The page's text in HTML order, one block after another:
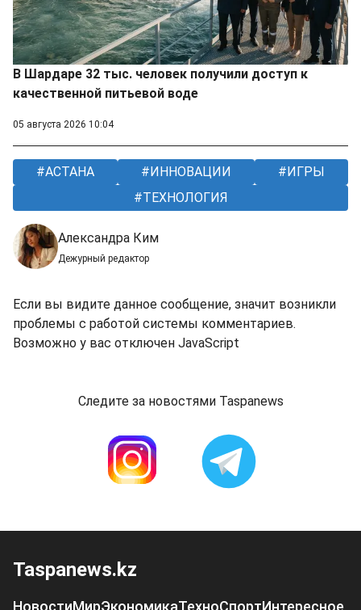
В Шардаре 32 тыс. человек получили доступ к
качественной питьевой воде
05 августа 2026 10:04
АСТАНА ИННОВАЦИИ
ИГРЫ
ТЕХНОЛОГИЯ
Александра Ким
Дежурный редактор
Если вы видите данное сообщение, значит возникли
проблемы с работой системы комментариев.
Возможно у вас отключен JavaScript
Следите за новостями Taspanews
Taspanews.kz